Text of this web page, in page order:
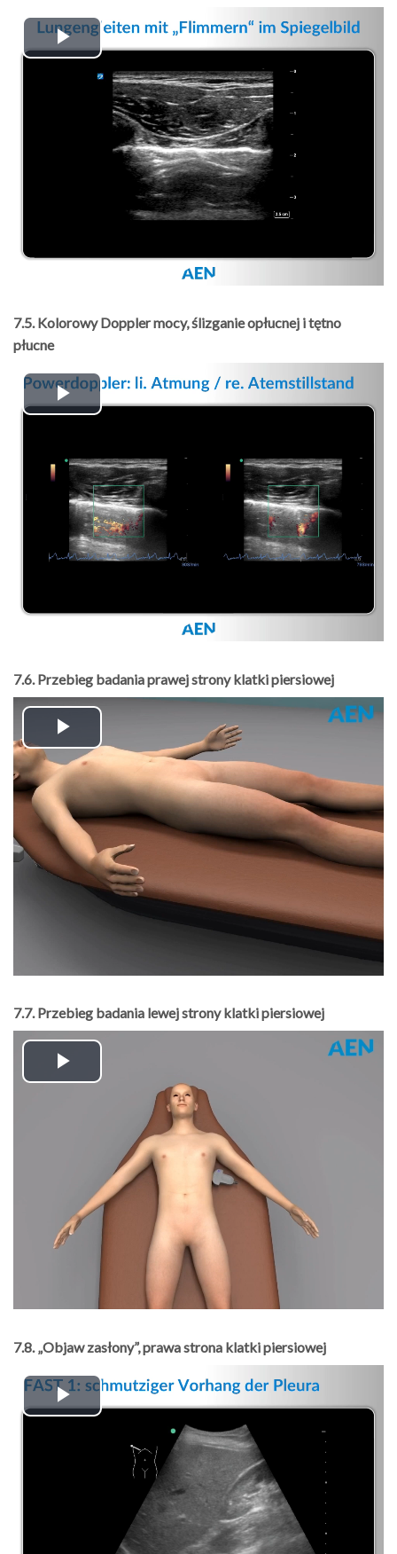
Play
Video
7.5. Kolorowy Doppler mocy, ślizganie opłucnej i tętno
płucne
Play
Video
7.6. Przebieg badania prawej strony klatki piersiowej
Play
Video
7.7. Przebieg badania lewej strony klatki piersiowej
Play
7.8. „Objaw zasłony”, prawa strona klatki piersiowej
Play
Video